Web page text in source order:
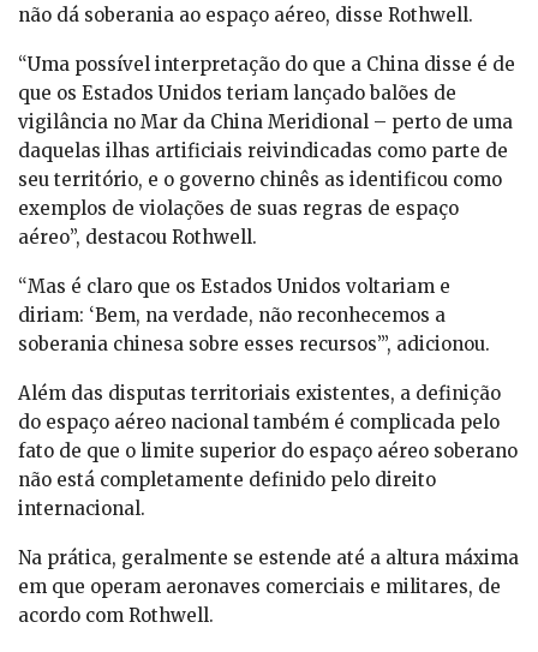
não dá soberania ao espaço aéreo, disse Rothwell.
“Uma possível interpretação do que a China disse é de
que os Estados Unidos teriam lançado balões de
vigilância no Mar da China Meridional – perto de uma
daquelas ilhas artificiais reivindicadas como parte de
seu território, e o governo chinês as identificou como
exemplos de violações de suas regras de espaço
aéreo”, destacou Rothwell.
“Mas é claro que os Estados Unidos voltariam e
diriam: ‘Bem, na verdade, não reconhecemos a
soberania chinesa sobre esses recursos’”, adicionou.
Além das disputas territoriais existentes, a definição
do espaço aéreo nacional também é complicada pelo
fato de que o limite superior do espaço aéreo soberano
não está completamente definido pelo direito
internacional.
Na prática, geralmente se estende até a altura máxima
em que operam aeronaves comerciais e militares, de
acordo com Rothwell.